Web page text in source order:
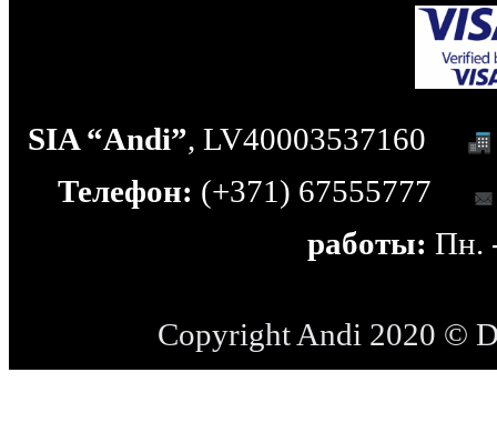
SIA “Andi”, LV40003537160
Телефон: (+371) 67555777
работы: Пн.
Copyright Andi 2020 ©